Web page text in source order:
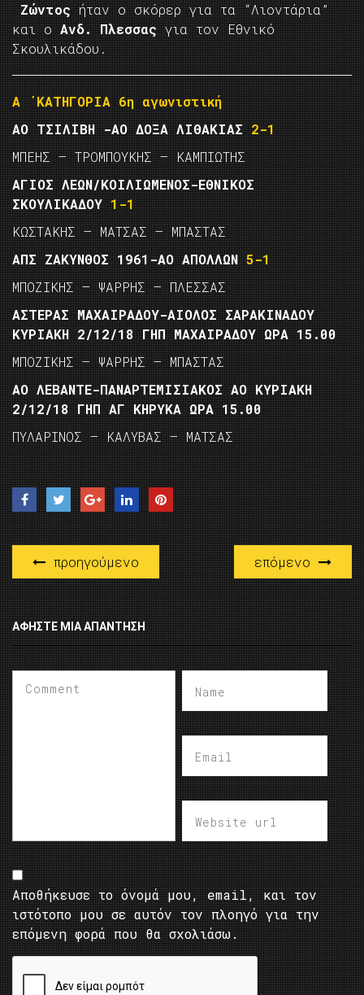
Ζώντος ήταν ο σκόρερ για τα “Λιοντάρια”
και ο Ανδ. Πλεσσας για τον Εθνικό
Σκουλικάδου.
Α ΄ΚΑΤΗΓΟΡΙΑ 6η αγωνιστική
ΑΟ ΤΣΙΛΙΒΗ -ΑΟ ΔΟΞΑ ΛΙΘΑΚΙΑΣ 2-1
ΜΠΕΗΣ – ΤΡΟΜΠΟΥΚΗΣ – ΚΑΜΠΙΩΤΗΣ
ΑΓΙΟΣ ΛΕΩΝ/ΚΟΙΛΙΩΜΕΝΟΣ-ΕΘΝΙΚΟΣ
ΣΚΟΥΛΙΚΑΔΟΥ 1-1
ΚΩΣΤΑΚΗΣ – ΜΑΤΣΑΣ – ΜΠΑΣΤΑΣ
ΑΠΣ ΖΑΚΥΝΘΟΣ 1961-ΑΟ ΑΠΟΛΛΩΝ 5-1
ΜΠΟΖΙΚΗΣ – ΨΑΡΡΗΣ – ΠΛΕΣΣΑΣ
ΑΣΤΕΡΑΣ ΜΑΧΑΙΡΑΔΟΥ-ΑΙΟΛΟΣ ΣΑΡΑΚΙΝΑΔΟΥ
ΚΥΡΙΑΚΗ 2/12/18 ΓΗΠ ΜΑΧΑΙΡΑΔΟΥ ΩΡΑ 15.00
ΜΠΟΖΙΚΗΣ – ΨΑΡΡΗΣ – ΜΠΑΣΤΑΣ
ΑΟ ΛΕΒΑΝΤΕ-ΠΑΝΑΡΤΕΜΙΣΙΑΚΟΣ ΑΟ ΚΥΡΙΑΚΗ
2/12/18 ΓΗΠ ΑΓ ΚΗΡΥΚΑ ΩΡΑ 15.00
ΠΥΛΑΡΙΝΟΣ – ΚΑΛΥΒΑΣ – ΜΑΤΣΑΣ
προηγούμενο επόμενο
ΑΦΉΣΤΕ ΜΙΑ ΑΠΆΝΤΗΣΗ
Αποθήκευσε το όνομά μου, email, και τον
ιστότοπο μου σε αυτόν τον πλοηγό για την
επόμενη φορά που θα σχολιάσω.